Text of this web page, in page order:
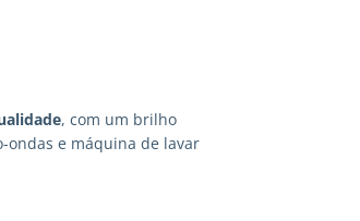
, com um brilho
ondas e máquina de lavar